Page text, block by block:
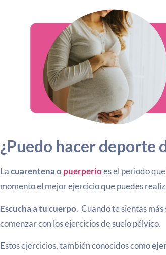
¿Puedo hacer deporte
Lacuarentena o puerperioes el periodo
momento el mejor ejercicio que puedes
Escucha a tu cuerpo. Cuando te sientas
comenzar con los ejercicios de suelo pélvico.
Estos ejercicios, también conocidos como